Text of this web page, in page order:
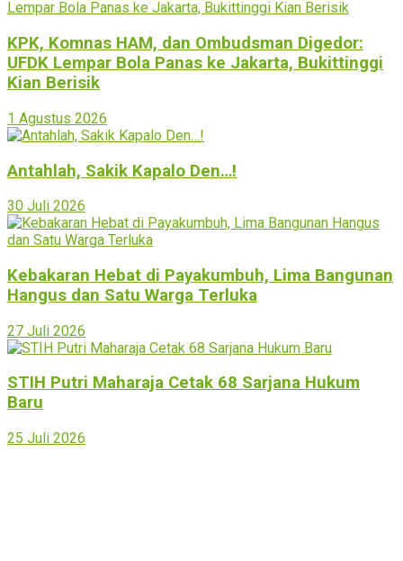
KPK, Komnas HAM, dan Ombudsman Digedor:
UFDK Lempar Bola Panas ke Jakarta, Bukittinggi
Kian Berisik
1 Agustus 2026
Antahlah, Sakik Kapalo Den…!
30 Juli 2026
Kebakaran Hebat di Payakumbuh, Lima Bangunan
Hangus dan Satu Warga Terluka
27 Juli 2026
STIH Putri Maharaja Cetak 68 Sarjana Hukum
Baru
25 Juli 2026